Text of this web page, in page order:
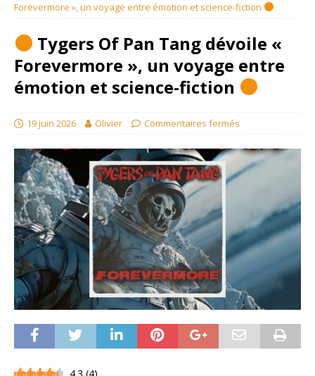
Forevermore », un voyage entre émotion et science-fiction
Tygers Of Pan Tang dévoile «
Forevermore », un voyage entre
émotion et science-fiction
19 juin 2026 Olivier Commentaires fermés